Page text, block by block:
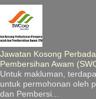
Jawatan Kosong
Pembersihan Awam
Untuk makluman,
untuk permohonan oleh
dan Pembersi...